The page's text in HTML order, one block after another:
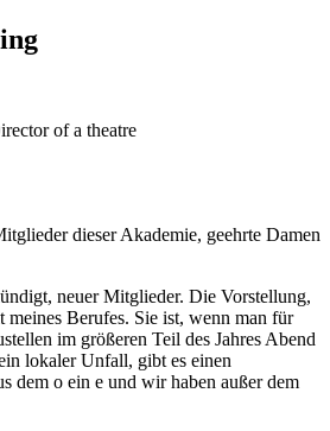
of a theatre
dieser Akademie, geehrte Damen
neuer Mitglieder. Die Vorstellung,
meines Berufes. Sie ist, wenn man für
im größeren Teil des Jahres Abend
lokaler Unfall, gibt es einen
dem o ein e und wir haben außer dem